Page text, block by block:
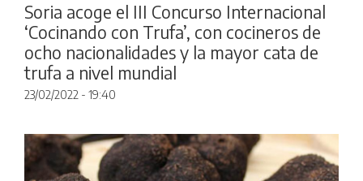
Soria acoge el III Concurso Internacional
‘Cocinando con Trufa’, con cocineros de
ocho nacionalidades y la mayor cata de
trufa a nivel mundial
23/02/2022 - 19:40